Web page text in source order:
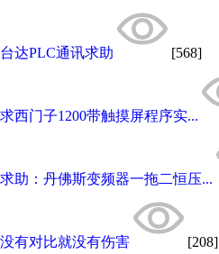
台达PLC通讯求助 [568]
求西门子1200带触摸屏程序实...
求助：丹佛斯变频器一拖二恒压...
没有对比就没有伤害 [208]